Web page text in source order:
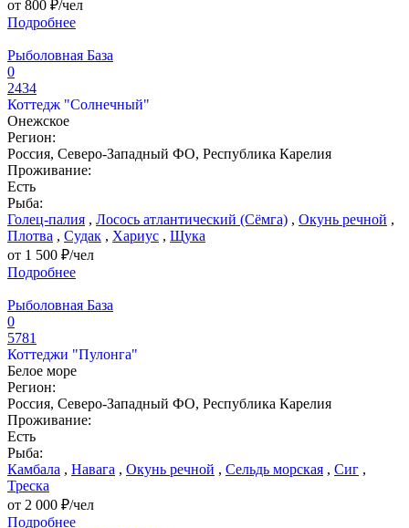
от 800 ₽/чел
Подробнее
Рыболовная База
0
2434
Коттедж "Солнечный"
Онежское
Регион:
Россия, Северо-Западный ФО, Республика Карелия
Проживание:
Есть
Рыба:
Голец-палия , Лосось атлантический (Сёмга) , Окунь речной ,
Плотва , Судак , Хариус , Щука
от 1 500 ₽/чел
Подробнее
Рыболовная База
0
5781
Коттеджи "Пулонга"
Белое море
Регион:
Россия, Северо-Западный ФО, Республика Карелия
Проживание:
Есть
Рыба:
Камбала , Навага , Окунь речной , Сельдь морская , Сиг ,
Треска
от 2 000 ₽/чел
Подробнее